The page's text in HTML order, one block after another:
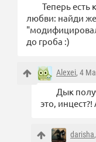
Теперь есть
любви: найди
до гроба :)
Alexei, 4
Дык
это,
darisha